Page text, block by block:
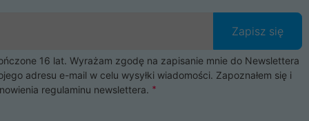
Zapisz się
16 lat. Wyrażam zgodę na zapisanie mnie do Newslettera
adresu e-mail w celu wysyłki wiadomości. Zapoznałem się i
regulaminu newslettera.